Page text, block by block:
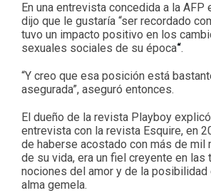
En una entrevista concedida a la AFP
dijo que le gustaría “ser recordado
tuvo un impacto positivo en los
sexuales sociales de su época“.
“Y creo que esa posición está
asegurada”, aseguró entonces.
El dueño de la revista Playboy
entrevista con la revista Esquire, en
de haberse acostado con más de mil
de su vida, era un fiel creyente en las
nociones del amor y de la posibilidad
alma gemela.